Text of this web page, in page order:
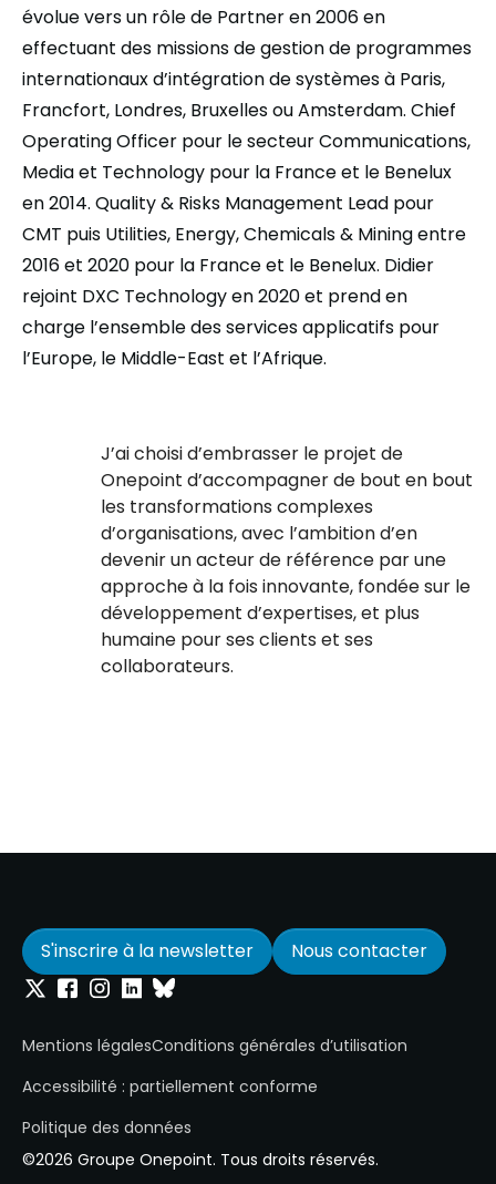
évolue vers un rôle de Partner en 2006 en
effectuant des missions de gestion de programmes
internationaux d’intégration de systèmes à Paris,
Francfort, Londres, Bruxelles ou Amsterdam. Chief
Operating Officer pour le secteur Communications,
Media et Technology pour la France et le Benelux
en 2014. Quality & Risks Management Lead pour
CMT puis Utilities, Energy, Chemicals & Mining entre
2016 et 2020 pour la France et le Benelux. Didier
rejoint DXC Technology en 2020 et prend en
charge l’ensemble des services applicatifs pour
l’Europe, le Middle-East et l’Afrique.
J’ai choisi d’embrasser le projet de
Onepoint d’accompagner de bout en bout
les transformations complexes
d’organisations, avec l’ambition d’en
devenir un acteur de référence par une
approche à la fois innovante, fondée sur le
développement d’expertises, et plus
humaine pour ses clients et ses
collaborateurs.
S'inscrire à la newsletter Nous contacter
Onepoint sur Twitter
Onepoint sur Facebook
Onepoint sur Instagram
Onepoint sur Linkedin
Onepoint sur Bluesky
Mentions légalesConditions générales d’utilisation
Accessibilité : partiellement conforme
Politique des données
©2026 Groupe Onepoint. Tous droits réservés.